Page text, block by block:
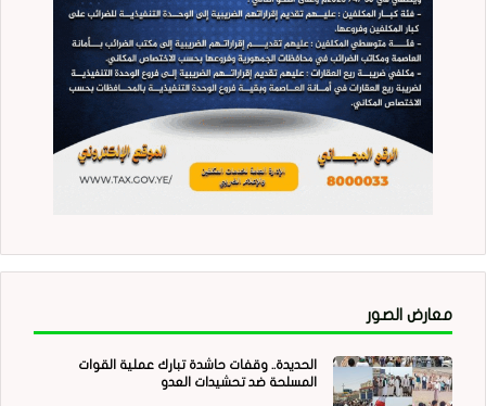
معارض الصور
الحديدة.. وقفات حاشدة تبارك عملية القوات
المسلحة ضد تحشيدات العدو